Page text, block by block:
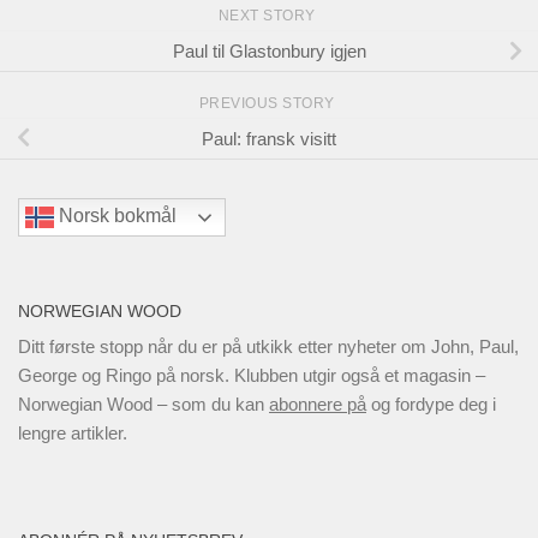
NEXT STORY
Paul til Glastonbury igjen
PREVIOUS STORY
Paul: fransk visitt
Norsk bokmål
NORWEGIAN WOOD
Ditt første stopp når du er på utkikk etter nyheter om John, Paul,
George og Ringo på norsk. Klubben utgir også et magasin –
Norwegian Wood – som du kan abonnere på og fordype deg i
lengre artikler.